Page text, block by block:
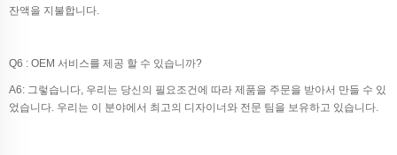
잔액을 지불합니다.
Q6 : OEM 서비스를 제공 할 수 있습니까?
A6: 그렇습니다, 우리는 당신의 필요조건에 따라 제품을 주문을 받아서 만들 수 있
었습니다. 우리는 이 분야에서 최고의 디자이너와 전문 팀을 보유하고 있습니다.